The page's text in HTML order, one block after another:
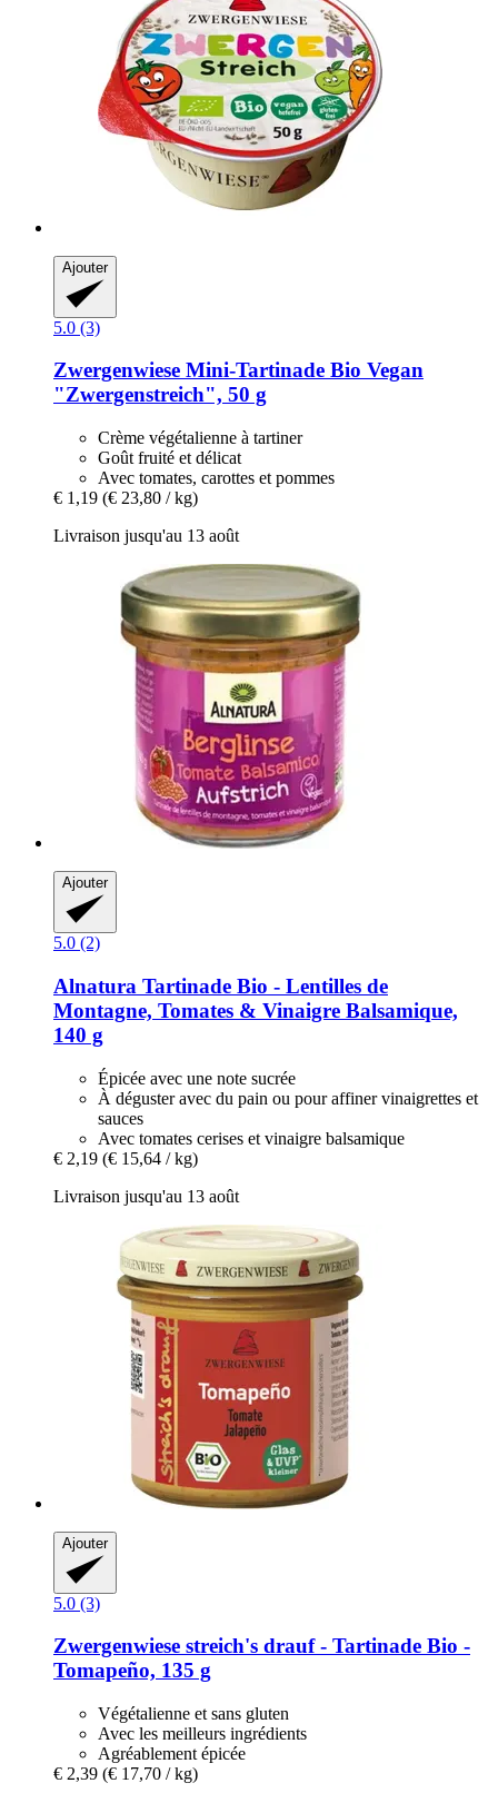
Ajouter
5.0 (3)
Zwergenwiese Mini-​Tartinade Bio Vegan
"Zwergenstreich", 50 g
Crème végétalienne à tartiner
Goût fruité et délicat
Avec tomates, carottes et pommes
€ 1,19 (€ 23,80 / kg)
Livraison jusqu'au 13 août
Ajouter
5.0 (2)
Alnatura Tartinade Bio -​ Lentilles de
Montagne, Tomates & Vinaigre Balsamique,
140 g
Épicée avec une note sucrée
À déguster avec du pain ou pour affiner vinaigrettes et
sauces
Avec tomates cerises et vinaigre balsamique
€ 2,19 (€ 15,64 / kg)
Livraison jusqu'au 13 août
Ajouter
5.0 (3)
Zwergenwiese streich's drauf -​ Tartinade Bio -​
Tomapeño, 135 g
Végétalienne et sans gluten
Avec les meilleurs ingrédients
Agréablement épicée
€ 2,39 (€ 17,70 / kg)